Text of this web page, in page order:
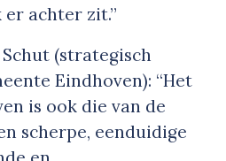
achter zit.”
(strategisch
Eindhoven): “Het
is ook die van de
scherpe, eenduidige